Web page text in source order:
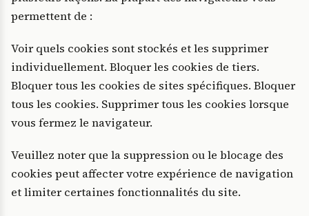
permettent de :
Voir quels cookies sont stockés et les supprimer
individuellement. Bloquer les cookies de tiers.
Bloquer tous les cookies de sites spécifiques. Bloquer
tous les cookies. Supprimer tous les cookies lorsque
vous fermez le navigateur.
Veuillez noter que la suppression ou le blocage des
cookies peut affecter votre expérience de navigation
et limiter certaines fonctionnalités du site.